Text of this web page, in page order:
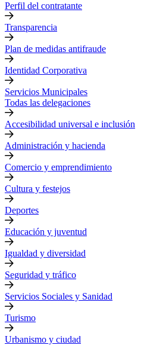
Perfil del contratante
Transparencia
Plan de medidas antifraude
Identidad Corporativa
Servicios Municipales
Todas las delegaciones
Accesibilidad universal e inclusión
Administración y hacienda
Comercio y emprendimiento
Cultura y festejos
Deportes
Educación y juventud
Igualdad y diversidad
Seguridad y tráfico
Servicios Sociales y Sanidad
Turismo
Urbanismo y ciudad